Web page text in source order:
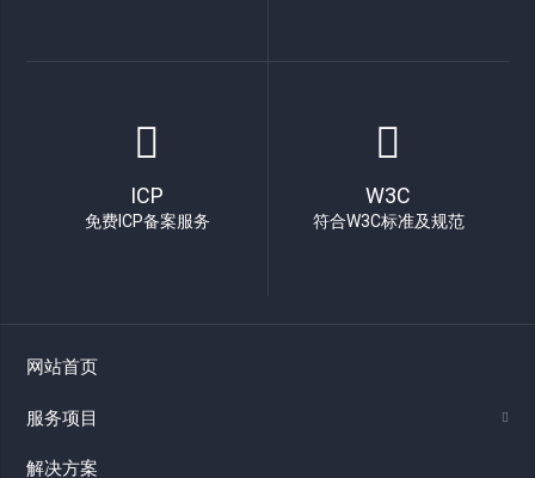
ICP
免费ICP备案服务
W3C
符合W3C标准及规范
网站首页
服务项目
解决方案